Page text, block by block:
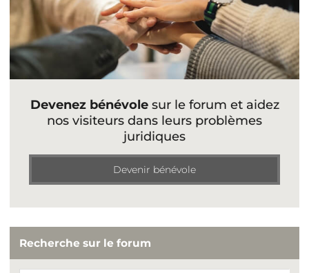
Devenez bénévolesur le forum et aidez
nos visiteurs dans leurs problèmes
juridiques
Devenir bénévole
Recherche sur le forum